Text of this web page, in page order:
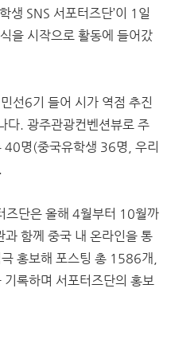
생 SNS 서포터즈단’이 1일
을 시작으로 활동에 들어갔
선6기 들어 시가 역점 추진
다. 광주관광컨벤션뷰로 주
명(중국유학생 36명, 우리
즈단은 올해 4월부터 10월까
함께 중국 내 온라인을 통
홍보해 포스팅 총 1586개,
록하며 서포터즈단의 홍보